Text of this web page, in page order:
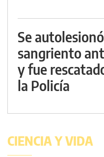
Se
sangriento
y fue
la Policía
CIENCIA Y VIDA